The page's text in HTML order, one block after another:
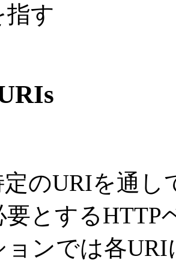
指す
定のURIを通
要とする
ョンでは各